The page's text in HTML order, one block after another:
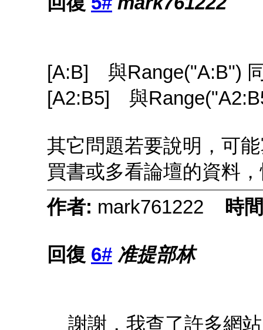
[A:B] 與Range("A:B")
[A2:B5] 與
其它問題若要說明，可
買書或多看論壇的資料
作者: mark761222 時
回復 6# 准提部林
謝謝，我查了許多網